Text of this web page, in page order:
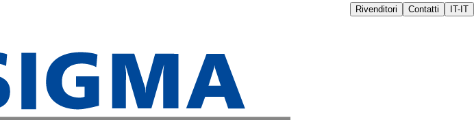
Rivenditori Contatti IT-IT